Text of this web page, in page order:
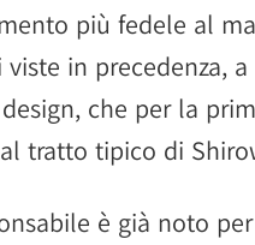
più fedele al
in precedenza,
che per la
tratto tipico di
è già noto